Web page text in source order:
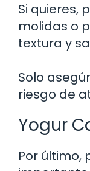
Si quieres,
molidas o
textura y
Solo
riesgo de
Yogur
Por último,